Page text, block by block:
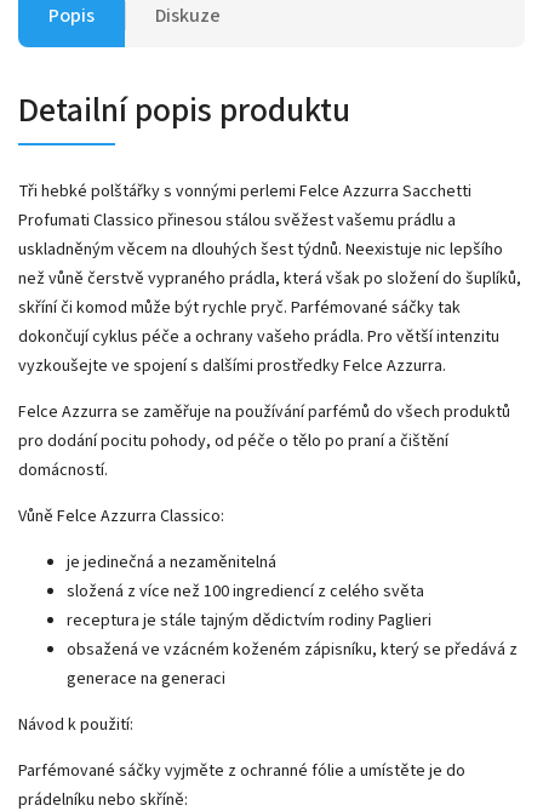
Popis Diskuze
Detailní popis produktu
Tři hebké polštářky s vonnými perlemi Felce Azzurra Sacchetti
Profumati Classico přinesou stálou svěžest vašemu prádlu a
uskladněným věcem na dlouhých šest týdnů. Neexistuje nic lepšího
než vůně čerstvě vypraného prádla, která však po složení do šuplíků,
skříní či komod může být rychle pryč. Parfémované sáčky tak
dokončují cyklus péče a ochrany vašeho prádla. Pro větší intenzitu
vyzkoušejte ve spojení s dalšími prostředky Felce Azzurra.
Felce Azzurra se zaměřuje na používání parfémů do všech produktů
pro dodání pocitu pohody, od péče o tělo po praní a čištění
domácností.
Vůně Felce Azzurra Classico:
je jedinečná a nezaměnitelná
složená z více než 100 ingrediencí z celého světa
receptura je stále tajným dědictvím rodiny Paglieri
obsažená ve vzácném koženém zápisníku, který se předává z
generace na generaci
Návod k použití:
Parfémované sáčky vyjměte z ochranné fólie a umístěte je do
prádelníku nebo skříně: